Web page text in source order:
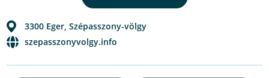
3300 Eger ,Szépasszony-völgy
szepasszonyvolgy.info